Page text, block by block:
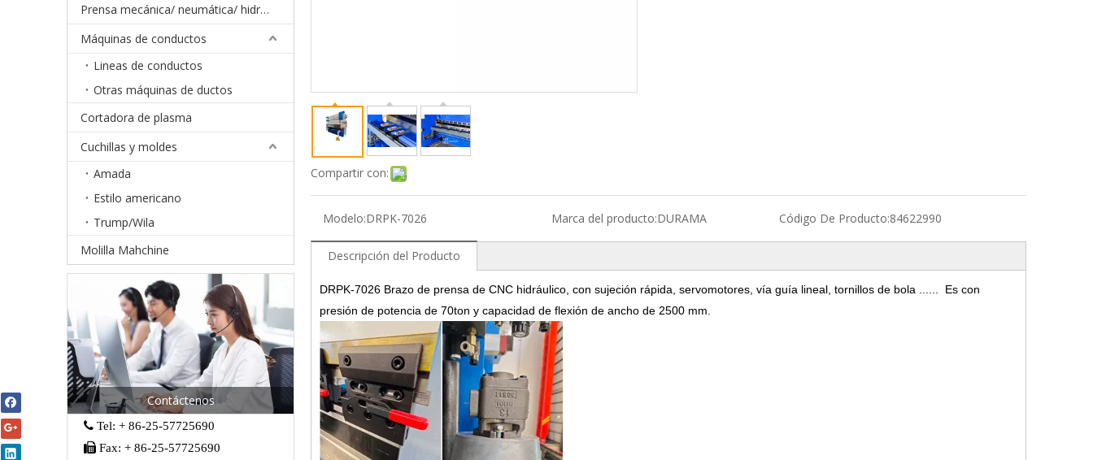
Prensa mecánica/ neumática/ hidráulica
Máquinas de conductos
Lineas de conductos
Otras máquinas de ductos
Cortadora de plasma
Cuchillas y moldes
Amada
Estilo americano
Trump/Wila
Molilla Mahchine
Contáctenos
 Tel: + 86-25-57725690
 Fax: + 86-25-57725690
Compartir con:
Modelo:DRPK-7026 Marca del producto:DURAMA Código De Producto:84622990
Descripción del Producto
DRPK-7026 Brazo de prensa de CNC hidráulico, con sujeción rápida, servomotores, vía guía lineal, tornillos de bola ......
Es con
presión de potencia de 70ton y capacidad de flexión de ancho de 2500 mm.